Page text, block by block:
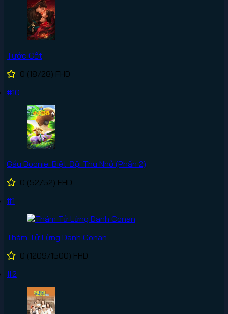
Tước Cốt
0 (18/28) FHD
#10
Gấu Boonie: Biệt Đội Thu Nhỏ (Phần 2)
0 (52/52) FHD
#1
Thám Tử Lừng Danh Conan
0 (1209/1500) FHD
#2